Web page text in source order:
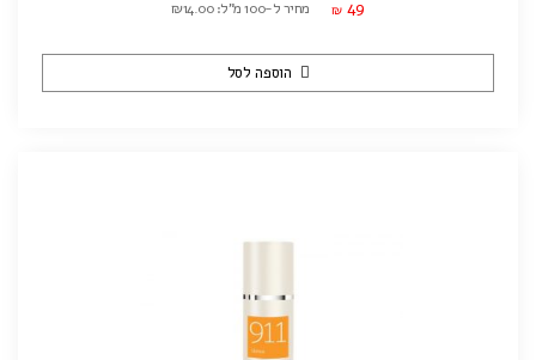
₪ 49 מחיר ל-100 מ"ל: ₪14.00
הוספה לסל